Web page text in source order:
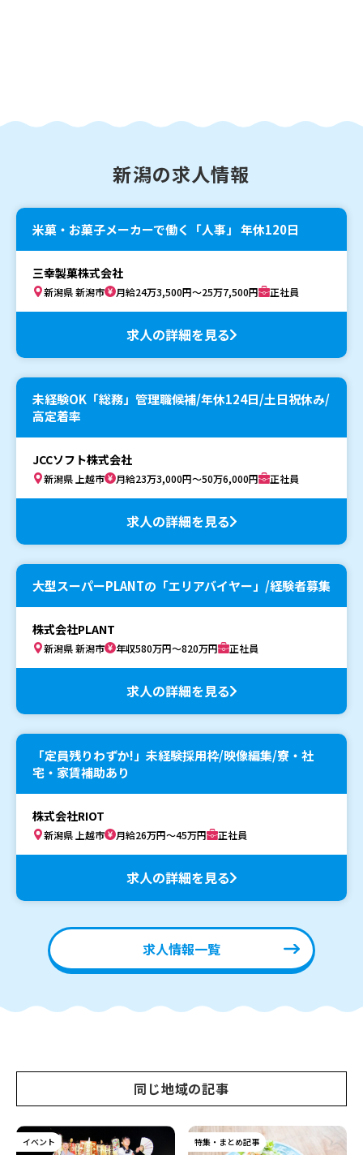
新潟の求人情報
米菓・お菓子メーカーで働く「人事」 年休120日
三幸製菓株式会社
新潟県 新潟市 月給24万3,500円～25万7,500円 正社員
求人の詳細を見る
未経験OK「総務」管理職候補/年休124日/土日祝休み/
高定着率
JCCソフト株式会社
新潟県 上越市 月給23万3,000円～50万6,000円 正社員
求人の詳細を見る
大型スーパーPLANTの「エリアバイヤー」/経験者募集
株式会社PLANT
新潟県 新潟市 年収580万円～820万円 正社員
求人の詳細を見る
「定員残りわずか!」未経験採用枠/映像編集/寮・社
宅・家賃補助あり
株式会社RIOT
新潟県 上越市 月給26万円～45万円 正社員
求人の詳細を見る
求人情報一覧
同じ地域の記事
イベント 特集・まとめ記事